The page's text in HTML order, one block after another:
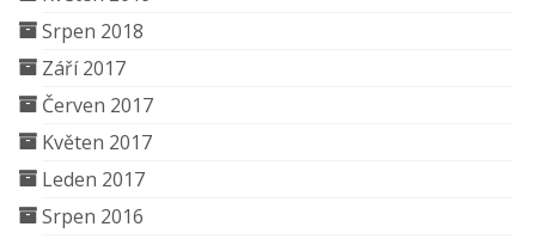
Srpen 2018
Září 2017
Červen 2017
Květen 2017
Leden 2017
Srpen 2016